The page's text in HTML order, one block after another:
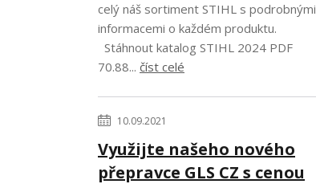
celý náš sortiment STIHL s podrobnými
informacemi o každém produktu.
Stáhnout katalog STIHL 2024 PDF
70.88... číst celé
10.09.2021
Využijte našeho nového
přepravce GLS CZ s cenou